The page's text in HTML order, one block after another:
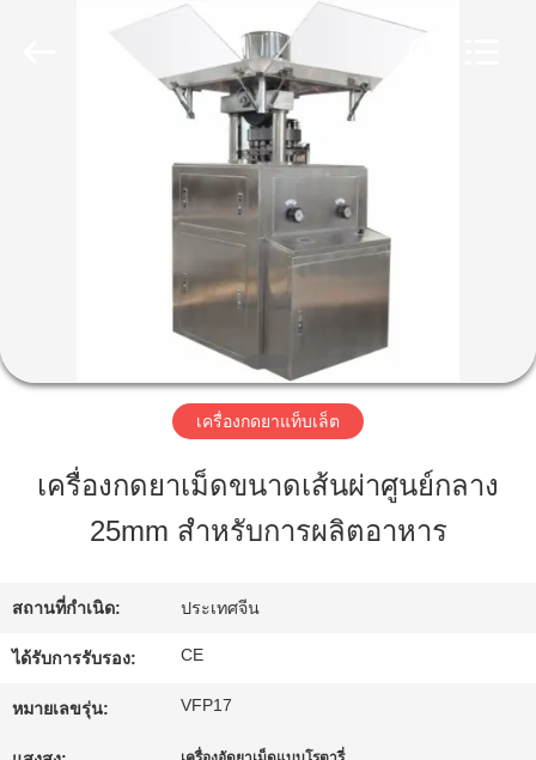
กับ
ควบคุม
คุณภาพ
เครื่องกดยาแท็บเล็ต
เครื่องกดยาเม็ดขนาดเส้นผ่าศูนย์กลาง
25mm สำหรับการผลิตอาหาร
สถานที่กำเนิด: ประเทศจีน
ได้รับการรับรอง: CE
หมายเลขรุ่น: VFP17